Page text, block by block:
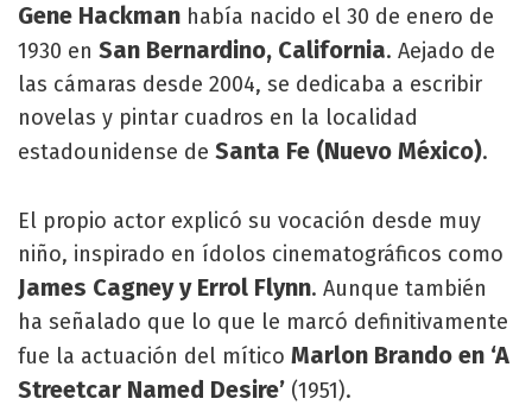
Gene Hackman había nacido el 30 de enero de
1930 en San Bernardino, California. Aejado de
las cámaras desde 2004, se dedicaba a escribir
novelas y pintar cuadros en la localidad
estadounidense de Santa Fe (Nuevo México).
El propio actor explicó su vocación desde muy
niño, inspirado en ídolos cinematográficos como
James Cagney y Errol Flynn. Aunque también
ha señalado que lo que le marcó definitivamente
fue la actuación del mítico Marlon Brando en ‘A
Streetcar Named Desire’ (1951).